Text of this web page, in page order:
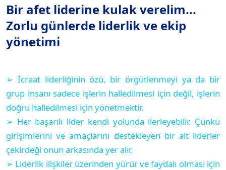
Bir afet liderine kulak verelim...
Zorlu günlerde liderlik ve ekip
yönetimi
➢ İcraat liderliğinin özü, bir örgütlenmeyi ya da bir
grup insanı sadece işlerin halledilmesi için değil, işlerin
doğru halledilmesi için yönetmektir.
➢ Her başarılı lider kendi yolunda ilerleyebilir. Çünkü
girişimlerini ve amaçlarını destekleyen bir alt liderler
çekirdeği onun arkasında yer alır.
➢ Liderlik ilişkiler üzerinden yürür ve faydalı olması için